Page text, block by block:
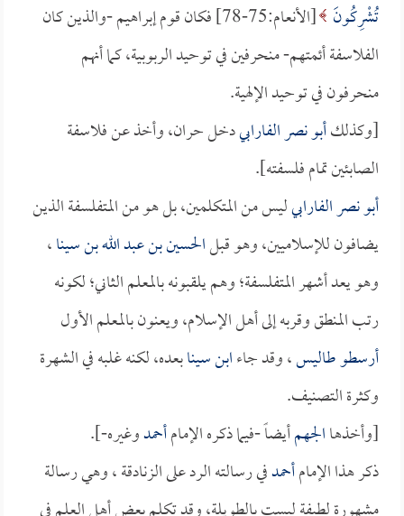
تُشْرِكُونَ
[الأنعام:75-78] فكان قوم إبراهيم -والذين كان
الفلاسفة أئمتهم- منحرفين في توحيد الربوبية، كما أنهم
منحرفون في توحيد الإلهية.
[وكذلكأبو نصر الفارابيدخل حران، وأخذ عن فلاسفة
الصابئين تمام فلسفته].
أبو نصر الفارابيليس من المتكلمين، بل هو من المتفلسفة الذين
يضافون للإسلاميين، وهو قبلالحسين بن عبد الله بن سينا،
وهو يعد أشهر المتفلسفة؛ وهم يلقبونه بالمعلم الثاني؛ لكونه
رتب المنطق وقربه إلى أهل الإسلام، ويعنون بالمعلم الأول
أرسطو طاليس، وقد جاءابن سينابعده، لكنه غلبه في الشهرة
وكثرة التصنيف.
[وأخذهاالجهمأيضاً -فيما ذكره الإمامأحمدوغيره-].
ذكر هذا الإمامأحمدفي رسالته الرد على الزنادقة ، وهي رسالة